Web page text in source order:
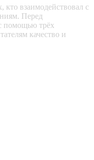
кто взаимодействовал с
Перед
помощью трёх
качество и